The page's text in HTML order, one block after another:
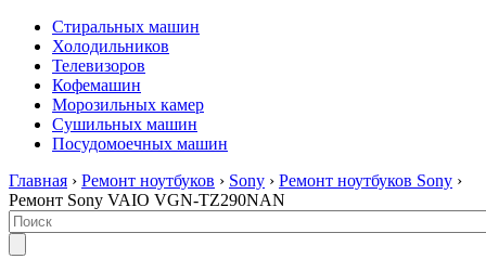
Стиральных машин
Холодильников
Телевизоров
Кофемашин
Морозильных камер
Сушильных машин
Посудомоечных машин
Главная › Ремонт ноутбуков › Sony › Ремонт ноутбуков Sony ›
Ремонт Sony VAIO VGN-TZ290NAN